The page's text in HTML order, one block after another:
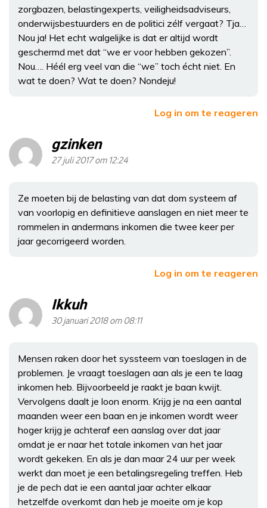
zorgbazen, belastingexperts, veiligheidsadviseurs,
onderwijsbestuurders en de politici zélf vergaat? Tja…
Nou ja! Het echt walgelijke is dat er altijd wordt
geschermd met dat “we er voor hebben gekozen”.
Nou…. Héél erg veel van die “we” toch écht niet. En
wat te doen? Wat te doen? Nondeju!
Log in om te reageren
gzinken
27 juli 2017 om 12:24
Ze moeten bij de belasting van dat dom systeem af
van voorlopig en definitieve aanslagen en niet meer te
rommelen in andermans inkomen die twee keer per
jaar gecorrigeerd worden.
Log in om te reageren
Ikkuh
30 januari 2018 om 08:11
Mensen raken door het syssteem van toeslagen in de
problemen. Je vraagt toeslagen aan als je een te laag
inkomen heb. Bijvoorbeeld je raakt je baan kwijt.
Vervolgens daalt je loon enorm. Krijg je na een aantal
maanden weer een baan en je inkomen wordt weer
hoger krijg je achteraf een aanslag over dat jaar
omdat je er naar het totale inkomen van het jaar
wordt gekeken. En als je dan maar 24 uur per week
werkt dan moet je een betalingsregeling treffen. Heb
je de pech dat ie een aantal jaar achter elkaar
hetzelfde overkomt dan heb je moeite om je kop